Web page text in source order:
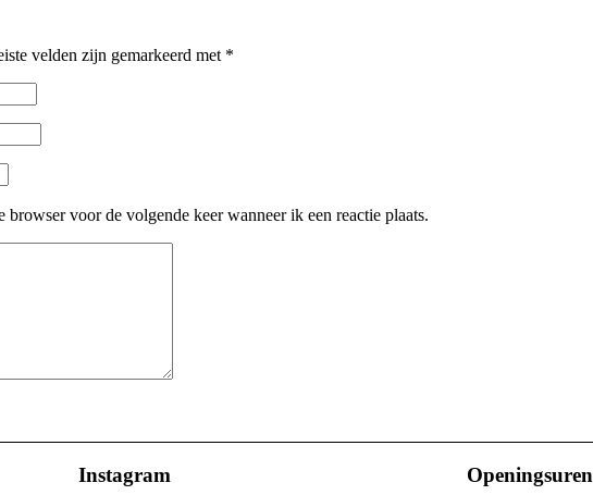
velden zijn gemarkeerd met *
voor de volgende keer wanneer ik een reactie plaats.
Instagram Openingsuren